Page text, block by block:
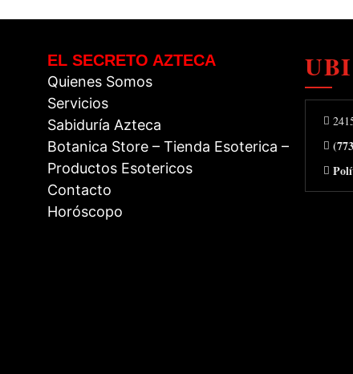
EL SECRETO AZTECA
Quienes Somos
Servicios
Sabiduría Azteca
Botanica Store – Tienda Esoterica –
Productos Esotericos
Contacto
Horóscopo